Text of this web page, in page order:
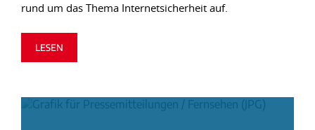
rund um das Thema Internetsicherheit auf.
LESEN